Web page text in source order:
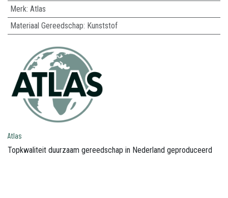
Merk: Atlas
Materiaal Gereedschap: Kunststof
Atlas
Topkwaliteit duurzaam gereedschap in Nederland geproduceerd